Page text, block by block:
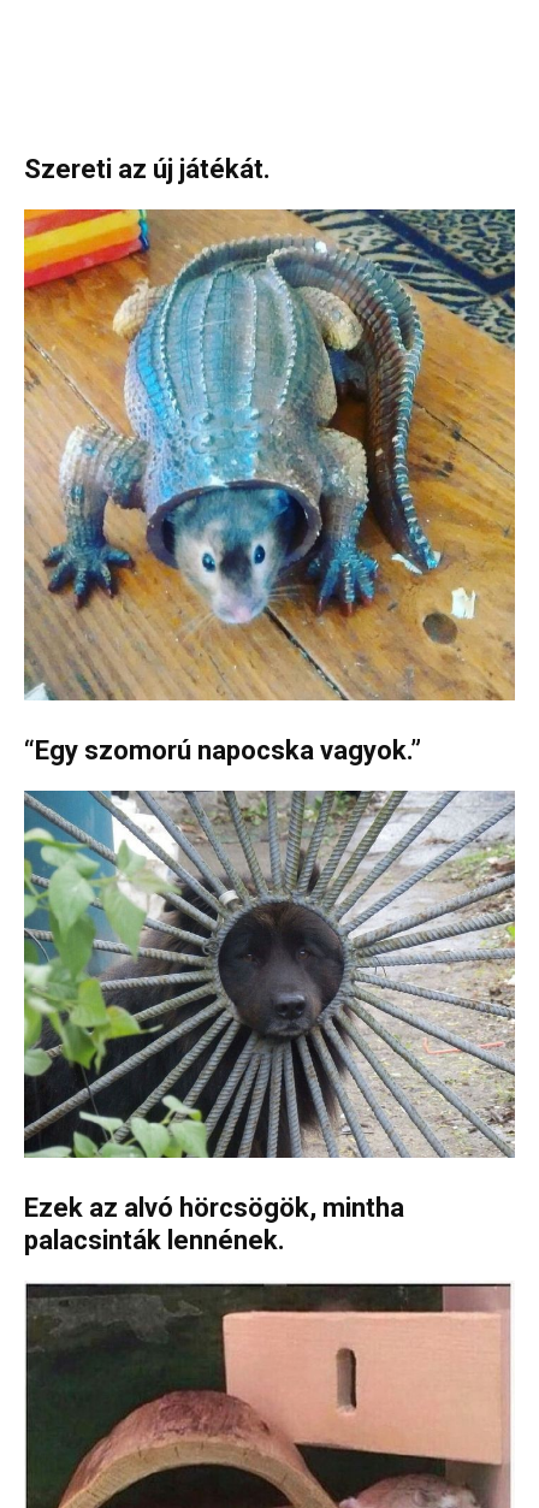
Szereti az új játékát.
“Egy szomorú napocska vagyok.”
Ezek az alvó hörcsögök, mintha
palacsinták lennének.